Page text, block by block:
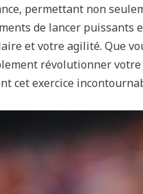
permettant non
de lancer puissants
et votre agilité. Que
révolutionner votre
cet exercice